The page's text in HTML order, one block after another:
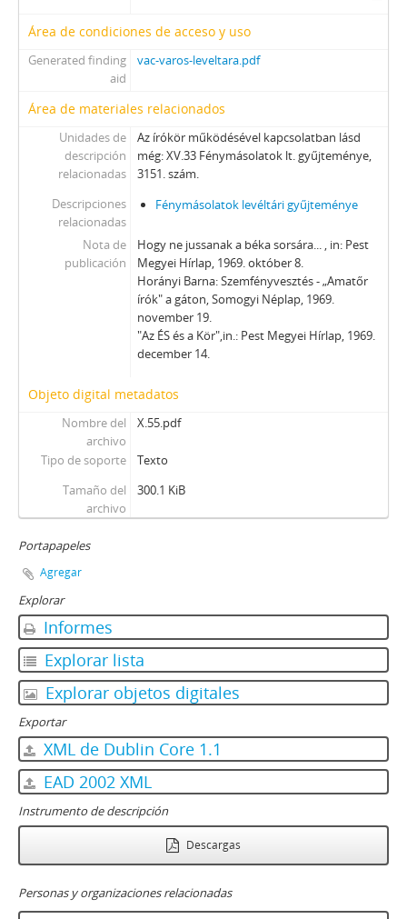
Área de condiciones de acceso y uso
Generated finding
aid
vac-varos-leveltara.pdf
Área de materiales relacionados
Unidades de
descripción
relacionadas
Az írókör működésével kapcsolatban lásd
még: XV.33 Fénymásolatok lt. gyűjteménye,
3151. szám.
Descripciones
relacionadas
Fénymásolatok levéltári gyűjteménye
Nota de
publicación
Hogy ne jussanak a béka sorsára... , in: Pest
Megyei Hírlap, 1969. október 8.
Horányi Barna: Szemfényvesztés - „Amatőr
írók" a gáton, Somogyi Néplap, 1969.
november 19.
"Az ÉS és a Kör",in.: Pest Megyei Hírlap, 1969.
december 14.
Objeto digital metadatos
Nombre del
archivo
X.55.pdf
Tipo de soporte
Texto
Tamaño del
archivo
300.1 KiB
Portapapeles
Agregar
Explorar
Informes
Explorar lista
Explorar objetos digitales
Exportar
XML de Dublin Core 1.1
EAD 2002 XML
Instrumento de descripción
Descargas
Personas y organizaciones relacionadas